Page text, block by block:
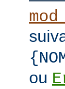
ou